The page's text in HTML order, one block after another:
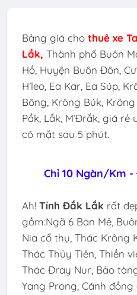
Bảng giá cho thuê xe
Lắk, Thành phố Buôn
Hồ, Huyện Buôn Đôn,
H’leo, Ea Kar, Ea Súp,
Bông, Krông Búk,
Pắk, Lắk, M’Đrắk, giá rẻ
có mặt sau 5 phút.
Chỉ 10 Ngàn/Km
Ah! Tỉnh Đắk Lắk rất
gồm:Ngã 6 Ban Mê,
Nia cổ thụ, Thác Krông
Thác Thủy Tiên, Thiền
Thác Đray Nur, Bảo
Yang Prong, Cánh đồng